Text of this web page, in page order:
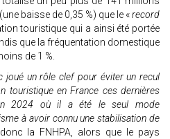
baisse de 0,35 %) que le «record
touristique qui a ainsi été portée
que la fréquentation domestique
de 1 %.
joué un rôle clef pour éviter un recul
touristique en France ces dernières
2024 où il a été le seul mode
à avoir connu une stabilisation de
la FNHPA, alors que le pays